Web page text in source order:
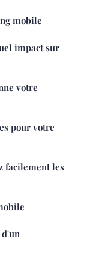
mobile
impact sur
votre
pour votre
facilement les
d'un